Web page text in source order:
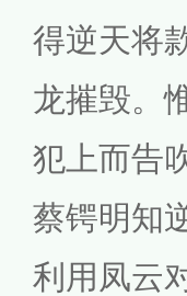
得逆天将
龙摧毁。
犯上而告
蔡锷明知
利用凤云